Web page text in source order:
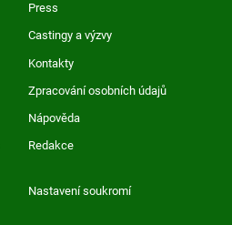
Press
Castingy a výzvy
Kontakty
Zpracování osobních údajů
Nápověda
Redakce
Nastavení soukromí